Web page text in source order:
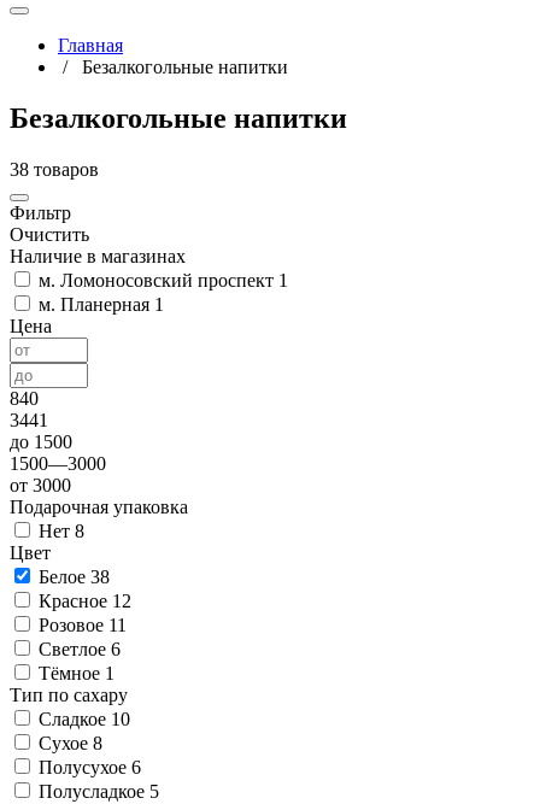
Главная
/ Безалкогольные напитки
Безалкогольные напитки
38 товаров
Фильтр
Очистить
Наличие в магазинах
м. Ломоносовский проспект 1
м. Планерная 1
Цена
840
3441
до 1500
1500—3000
от 3000
Подарочная упаковка
Нет 8
Цвет
Белое 38
Красное 12
Розовое 11
Светлое 6
Тёмное 1
Тип по сахару
Сладкое 10
Сухое 8
Полусухое 6
Полусладкое 5